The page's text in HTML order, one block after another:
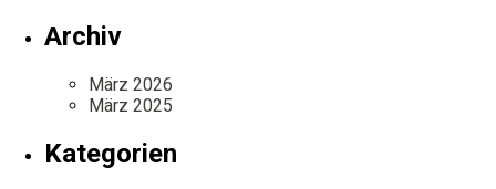
Archiv
März 2026
März 2025
Kategorien